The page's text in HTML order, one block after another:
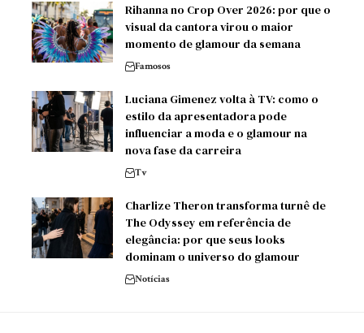
Rihanna no Crop Over 2026: por que o
visual da cantora virou o maior
momento de glamour da semana
Famosos
Luciana Gimenez volta à TV: como o
estilo da apresentadora pode
influenciar a moda e o glamour na
nova fase da carreira
Tv
Charlize Theron transforma turnê de
The Odyssey em referência de
elegância: por que seus looks
dominam o universo do glamour
Notícias